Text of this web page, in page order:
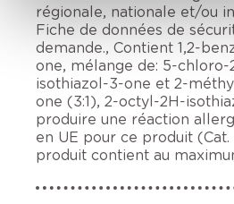
régionale, nationale et/ou
Fiche de données de
demande., Contient 1,2-
one, mélange de: 5-
isothiazol-3-one et 2-
one (3:1), 2-octyl-2H-
produire une réaction
en UE pour ce produit
produit contient au